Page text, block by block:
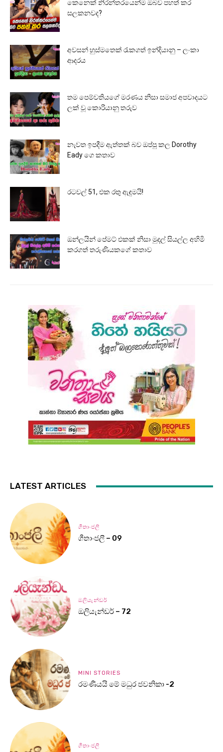
කෙනෙක් නිරන්තරයෙන්ම ඔබව පහත් කර
සලකනවද?
අවසන් හුස්මතෙක් රැකගත් ඉන්දියානු – ලංකා
ආදරය
තම පෙම්වතියගේ මරණය නිසා සමාජ අපවාදයට
ලක් වූ කොරියානු තරුව
නැවත ඉපදීම ඇත්තක් බව ඔප්පු කල Dorothy
Eady ගෙ කතාව
රටවල් 51, එක රතු ඇඳුමයි!
ඔන්ලයින් පේමට් එකක් නිසා මුදල් සියල්ල අහිමි
කරගත් තරුණියකගේ කතාව
LATEST ARTICLES
ගීතාංජලී
ගීතාංජලී – 09
ඔලියැන්ඩර්
ඔලියැන්ඩර් – 72
MINI STORIES
රමණීයයි මේ මධුර ජවනිකා -2
ගීතාංජලී